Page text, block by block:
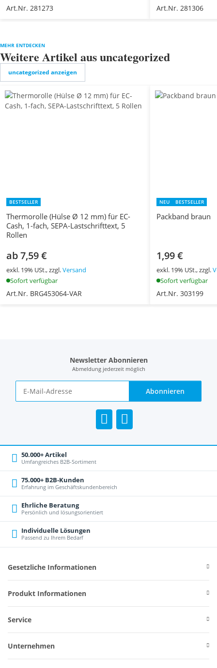
Art.Nr. 281273 Art.Nr. 281306
MEHR ENTDECKEN
Weitere Artikel aus uncategorized
uncategorized anzeigen
BESTSELLER
Thermorolle (Hülse Ø 12 mm) für EC-
Cash, 1-fach, SEPA-Lastschrifttext, 5
Rollen
ab 7,59 €
exkl. 19% USt., zzgl.Versand
Sofort verfügbar
Art.Nr. BRG453064-VAR
NEU BESTSELLER
Packband braun
1,99 €
exkl. 19% USt., zzgl.
Sofort verfügbar
Art.Nr. 303199
Newsletter Abonnieren
Abmeldung jederzeit möglich
Abonnieren
50.000+ Artikel
Umfangreiches B2B-Sortiment
75.000+ B2B-Kunden
Erfahrung im Geschäftskundenbereich
Ehrliche Beratung
Persönlich und lösungsorientiert
Individuelle Lösungen
Passend zu Ihrem Bedarf
Gesetzliche Informationen
Produkt Informationen
Service
Unternehmen